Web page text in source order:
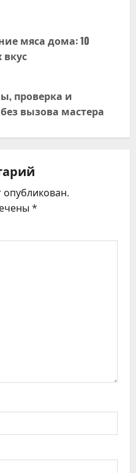
мяса дома: 10
проверка и
вызова мастера
*